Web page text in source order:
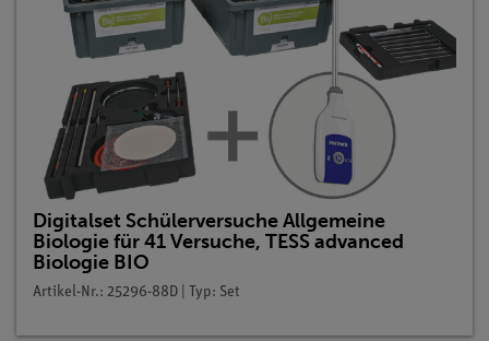
Digitalset Schülerversuche Allgemeine
Biologie für 41 Versuche, TESS advanced
Biologie BIO
Artikel-Nr.: 25296-88D | Typ: Set